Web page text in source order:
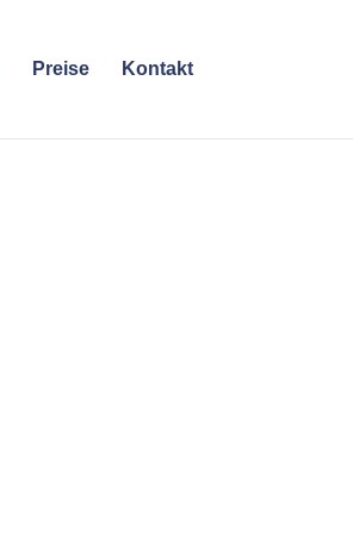
Preise Kontakt